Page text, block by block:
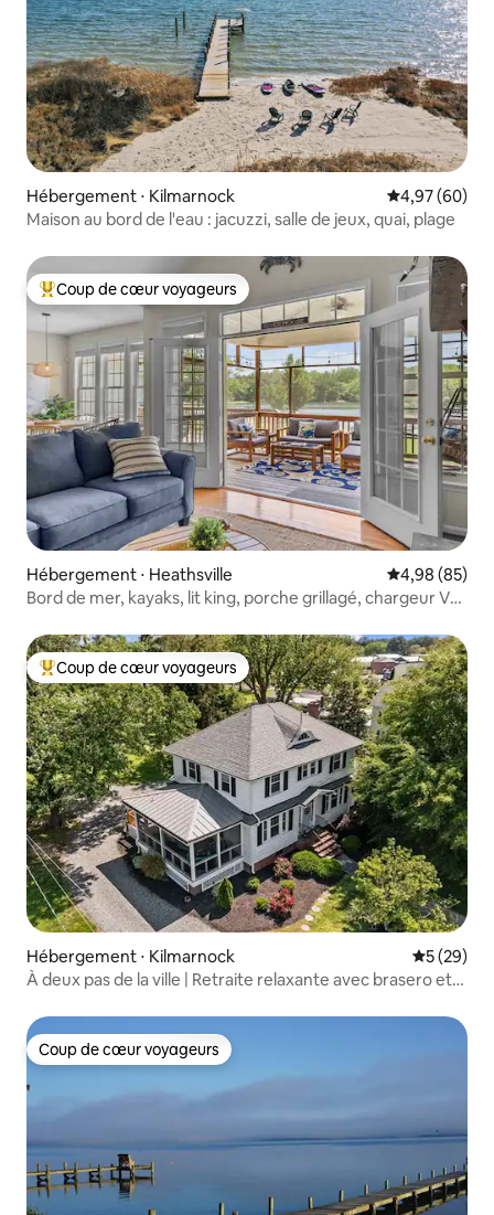
Hébergement ⋅ Kilmarnock Évaluation
4,97 (60)
Maison au bord de l'eau : jacuzzi, salle de jeux, quai, plage
Coups de cœur voyageurs les plus appréciés
Coup de cœur voyageurs
Hébergement ⋅ Heathsville Évaluation
4,98 (85)
Bord de mer, kayaks, lit king, porche grillagé, chargeur VE,
Coups de cœur voyageurs les plus appréciés
Coup de cœur voyageurs
Hébergement ⋅ Kilmarnock
5 (29)
À deux pas de la ville | Retraite relaxante avec brasero et
Coup de cœur voyageurs
Coup de cœur voyageurs